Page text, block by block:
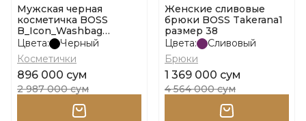
Мужская черная
косметичка BOSS
B_Icon_Washbag
размер onesi
Цвета:
Черный
Косметички
896 000 сум
2 987 000 сум
Женские сливовые
брюки BOSS Takerana1
размер 38
Цвета:
Сливовый
Брюки
1 369 000 сум
4 564 000 сум